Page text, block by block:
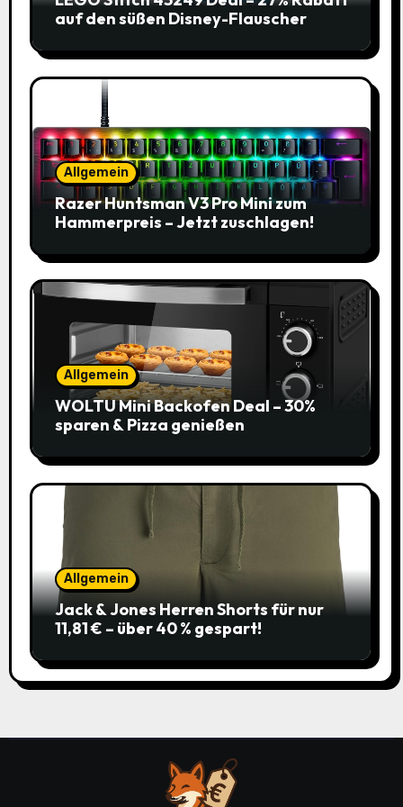
auf den süßen Disney-Flauscher
Allgemein
Razer Huntsman V3 Pro Mini zum
Hammerpreis – Jetzt zuschlagen!
Allgemein
WOLTU Mini Backofen Deal – 30%
sparen & Pizza genießen
Allgemein
Jack & Jones Herren Shorts für nur
11,81 € – über 40 % gespart!